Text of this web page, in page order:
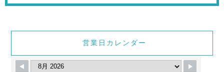
営業日カレンダー